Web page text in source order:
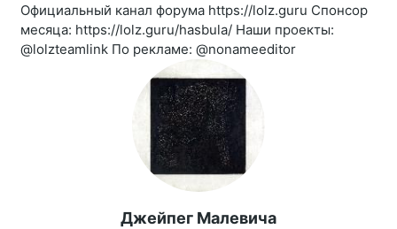
Официальный канал форума https://lolz.guru Спонсор
месяца: https://lolz.guru/hasbula/ Наши проекты:
@lolzteamlink По рекламе: @nonameeditor
Джейпег Малевича